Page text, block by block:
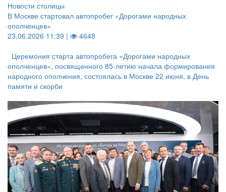
Новости столицы
В Москве стартовал автопробег «Дорогами народных
ополченцев»
23.06.2026 11:39 |
4648
Церемония старта автопробега «Дорогами народных
ополченцев», посвященного 85-летию начала формирования
народного ополчения, состоялась в Москве 22 июня, в День
памяти и скорби